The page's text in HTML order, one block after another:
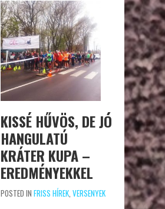
KISSÉ HŰVÖS, DE JÓ
HANGULATÚ
KRÁTER KUPA –
EREDMÉNYEKKEL
POSTED IN FRISS HÍREK, VERSENYEK